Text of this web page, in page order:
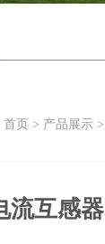
首页 > 产品展示>
流互感器